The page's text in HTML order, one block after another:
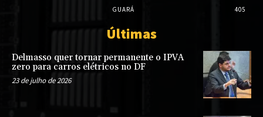
GUARÁ
405
Últimas
Delmasso quer tornar permanente o IPVA
zero para carros elétricos no DF
23 de julho de 2026